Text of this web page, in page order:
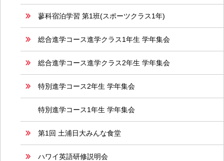
蓼科宿泊学習 第1班(スポーツクラス1年)
総合進学コース進学クラス1年生 学年集会
総合進学コース進学クラス2年生 学年集会
特別進学コース2年生 学年集会
特別進学コース1年生 学年集会
第1回 土浦日大みんな食堂
ハワイ英語研修説明会